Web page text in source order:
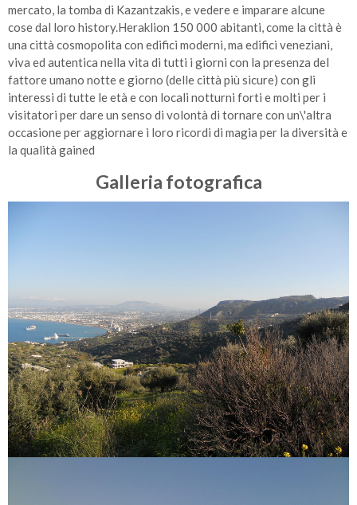
mercato, la tomba di Kazantzakis, e vedere e imparare alcune
cose dal loro history.Heraklion 150 000 abitanti, come la città è
una città cosmopolita con edifici moderni, ma edifici veneziani,
viva ed autentica nella vita di tutti i giorni con la presenza del
fattore umano notte e giorno (delle città più sicure) con gli
interessi di tutte le età e con locali notturni forti e molti per i
visitatori per dare un senso di volontà di tornare con un\'altra
occasione per aggiornare i loro ricordi di magia per la diversità e
la qualità gained
Galleria fotografica